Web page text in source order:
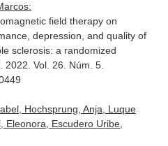
field therapy on
depression, and quality of
sclerosis: a randomized
Vol. 26. Núm. 5.
Hochsprung, Anja, Luque
Eleonora, Escudero Uribe,